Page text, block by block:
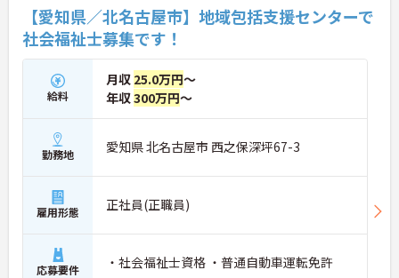
【愛知県／北名古屋市】地域包括支援センターで
社会福祉士募集です！
給料
月収 25.0万円～
年収300万円～
勤務地 愛知県 北名古屋市 西之保深坪67-3
雇用形態 正社員(正職員)
応募要件 ・社会福祉士資格 ・普通自動車運転免許